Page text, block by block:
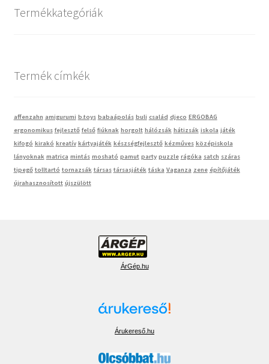
Termékkategóriák
Termék címkék
affenzahn amigurumi b.toys babaápolás buli család djeco ERGOBAG
ergonomikus fejlesztő felső fiúknak horgolt hálózsák hátizsák iskola játék
kifogó kirakó kreatív kártyajáték készségfejlesztő kézműves középiskola
lányoknak matrica mintás mosható pamut party puzzle rágóka satch száras
tipegő tolltartó tornazsák társas társasjáték táska Vaganza zene építőjáték
újrahasznosított újszülött
ÁrGép.hu
Árukereső.hu